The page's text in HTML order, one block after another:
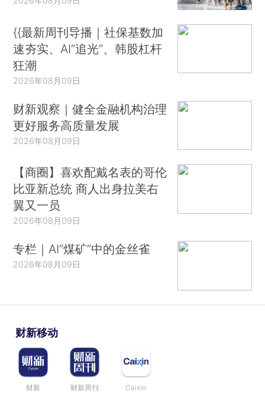
{{最新周刊导播｜社保基数加
速夯实、AI“追光”、韩股杠杆
狂潮
2026年08月09日
财新观察｜健全金融机构治理
更好服务高质量发展
2026年08月09日
【商圈】喜欢配戴名表的哥伦
比亚新总统 商人出身拉美右
翼又一员
2026年08月09日
专栏｜AI“煤矿”中的金丝雀
2026年08月09日
财新移动
财新 财新周刊 Caixin